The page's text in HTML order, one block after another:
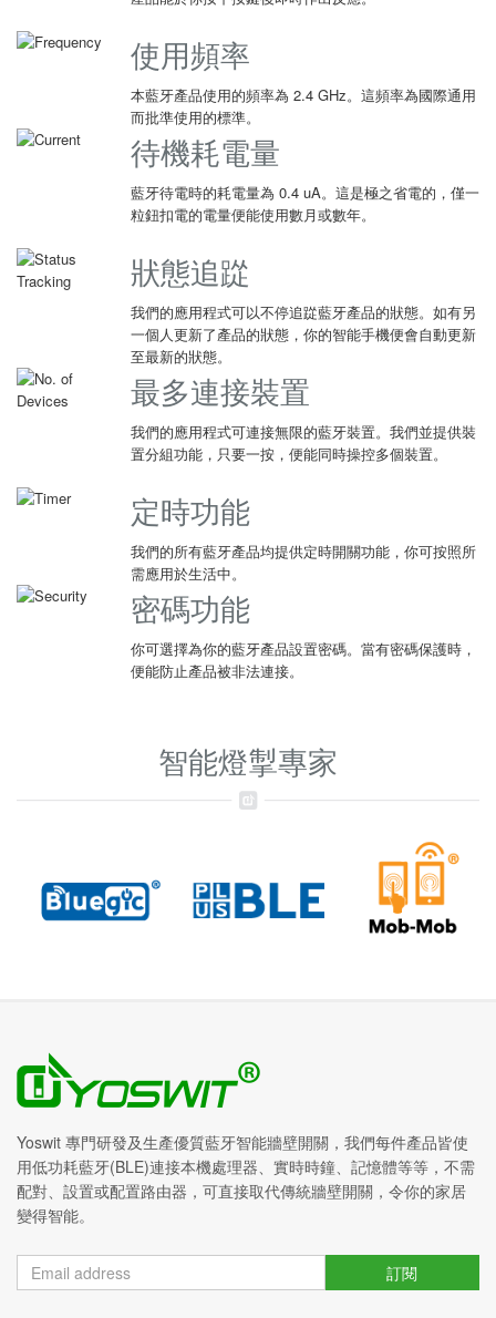
使用頻率
本藍牙產品使用的頻率為 2.4 GHz。這頻率為國際通用
而批準使用的標準。
待機耗電量
藍牙待電時的耗電量為 0.4 uA。這是極之省電的，僅一
粒鈕扣電的電量便能使用數月或數年。
狀態追踨
我們的應用程式可以不停追踨藍牙產品的狀態。如有另
一個人更新了產品的狀態，你的智能手機便會自動更新
至最新的狀態。
最多連接裝置
我們的應用程式可連接無限的藍牙裝置。我們並提供裝
置分組功能，只要一按，便能同時操控多個裝置。
定時功能
我們的所有藍牙產品均提供定時開關功能，你可按照所
需應用於生活中。
密碼功能
你可選擇為你的藍牙產品設置密碼。當有密碼保護時，
便能防止產品被非法連接。
智能燈掣專家
Yoswit 專門研發及生產優質藍牙智能牆壁開關，我們每件產品皆使
用低功耗藍牙(BLE)連接本機處理器、實時時鐘、記憶體等等，不需
配對、設置或配置路由器，可直接取代傳統牆壁開關，令你的家居
變得智能。
訂閱